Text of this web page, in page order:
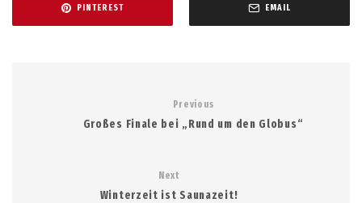
PINTEREST EMAIL
Previous
Großes Finale bei „Rund um den Globus“
Next
Winterzeit ist Saunazeit!